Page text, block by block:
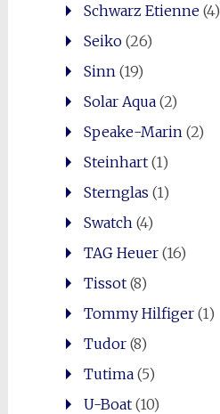
Schwarz Etienne(4)
Seiko(26)
Sinn (19)
Solar Aqua(2)
Speake-Marin (2)
Steinhart(1)
Sternglas (1)
Swatch (4)
TAG Heuer(16)
Tissot(8)
Tommy Hilfiger(1)
Tudor(8)
Tutima(5)
U-Boat(10)